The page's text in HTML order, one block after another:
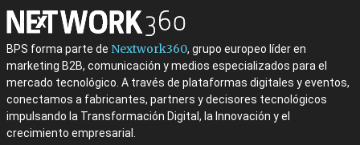
BPS forma parte de Nextwork360, grupo europeo líder en
marketing B2B, comunicación y medios especializados para el
mercado tecnológico. A través de plataformas digitales y eventos,
conectamos a fabricantes, partners y decisores tecnológicos
impulsando la Transformación Digital, la Innovación y el
crecimiento empresarial.